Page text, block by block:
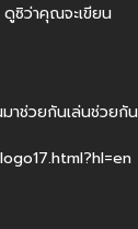
ซิว่าคุณจะเขียน
าช่วยกันเล่นช่วยกัน